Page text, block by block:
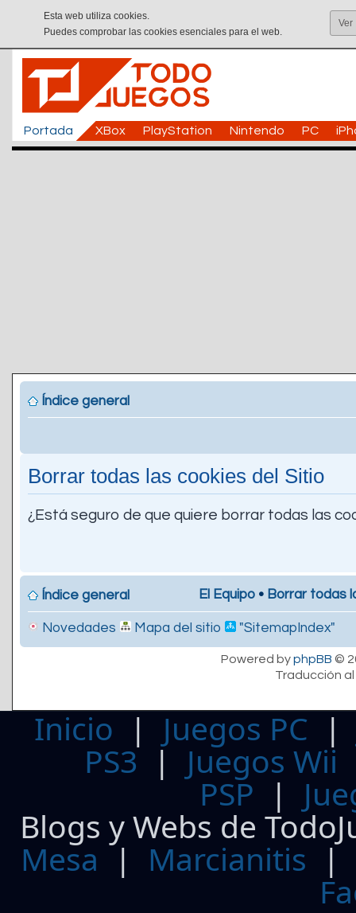
Esta web utiliza cookies.
Puedes comprobar las cookies esenciales para el web.
Ver
Portada XBox PlayStation Nintendo PC
Índice general
Borrar todas las cookies del Sitio
¿Está seguro de que quiere borrar todas las
Índice general El Equipo • Borrar todas
Novedades Mapa del sitio "SitemapIndex"
Powered byphpBB ©
Traducción
Inicio | Juegos PC
PS3| Juegos Wii
PSP |
Blogs y Webs de
Mesa | Marcianitis |